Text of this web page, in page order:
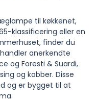
til køkkenet,
klassificering eller en
finder du
anerkendte
og Foresti & Suardi,
og kobber. Disse
og er bygget til at